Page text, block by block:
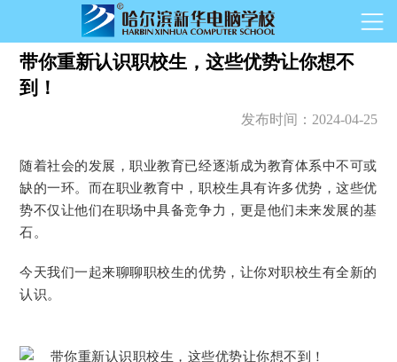
带你重新认识职校生，这些优势让你想不
到！
发布时间： 2024-04-25
随着社会的发展，职业教育已经逐渐成为教育体系中不可或
缺的一环。而在职业教育中，职校生具有许多优势，这些优
势不仅让他们在职场中具备竞争力，更是他们未来发展的基
石。
今天我们一起来聊聊职校生的优势，让你对职校生有全新的
认识。